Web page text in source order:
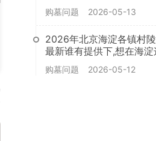
购墓问题 2026-05-13
2026年北京海淀各镇村
最新谁有提供下,想在海淀
购墓问题 2026-05-12